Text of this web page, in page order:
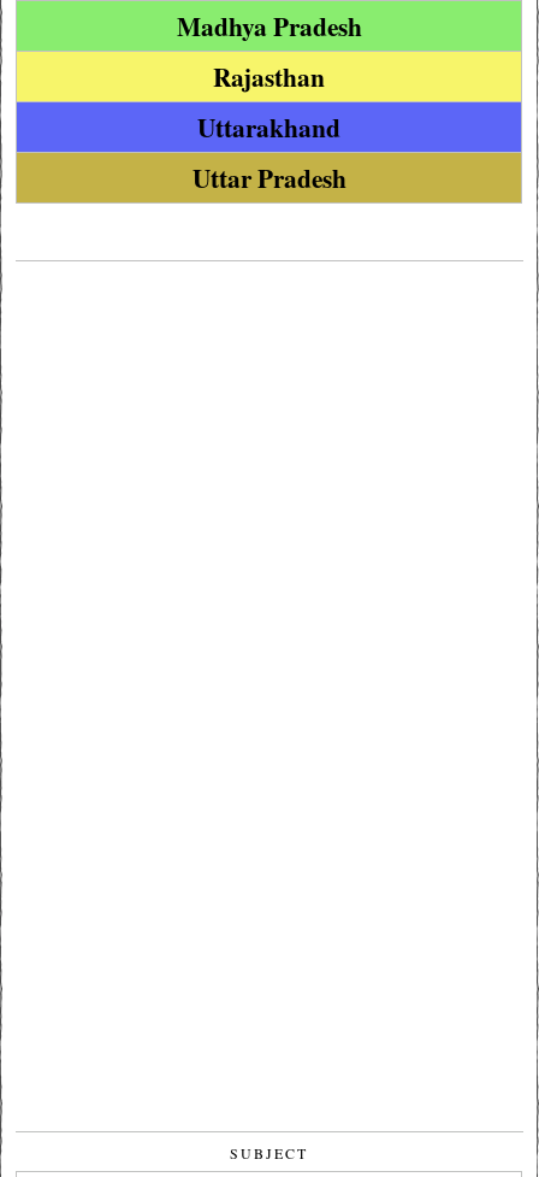
Madhya Pradesh
Rajasthan
Uttarakhand
Uttar Pradesh
SUBJECT